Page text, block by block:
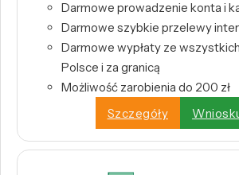
Darmowe prowadzenie konta i
Darmowe szybkie przelewy
Darmowe wypłaty ze
Polsce i za granicą
Możliwość zarobienia do 200 zł
Szczegóły